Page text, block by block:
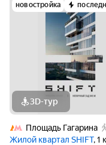
новостройка
3D-тур
Площадь Гагарина
Жилой квартал SHIFT, 1